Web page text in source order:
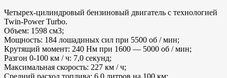
Четырех-цилиндровый бензиновый двигатель с технологией
Twin-Power Turbo.
Объем: 1598 см3;
Мощность: 184 лошадиных сил при 5500 об / мин;
Крутящий момент: 240 Нм при 1600 — 5000 об / мин;
Разгон 0-100 км / ч: 7,0 секунд;
Максимальная скорость: 227 км / ч;
Средний расход топлива: 6,0 литров на 100 км;